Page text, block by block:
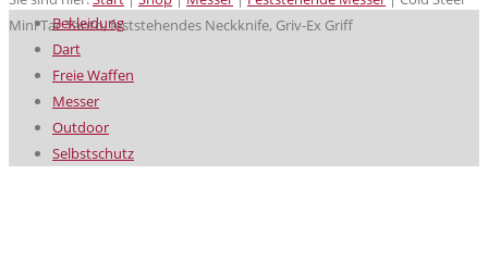
Mini Tac Tanto, feststehendes Neckknife, Griv-Ex Griff
Bekleidung
Dart
Freie Waffen
Messer
Outdoor
Selbstschutz